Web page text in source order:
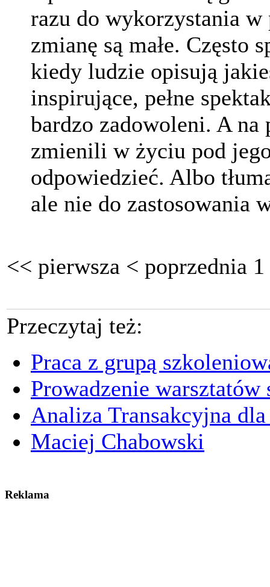
razu do wykorzystania w
zmianę są małe. Często
kiedy ludzie opisują
inspirujące, pełne
bardzo zadowoleni. A
zmienili w życiu pod
odpowiedzieć. Albo
ale nie do zastosowania
<< pierwsza < poprzednia 1
Przeczytaj też:
Praca z grupą
Prowadzenie
Analiza Transakcyjna
Maciej Chabowski
Reklama